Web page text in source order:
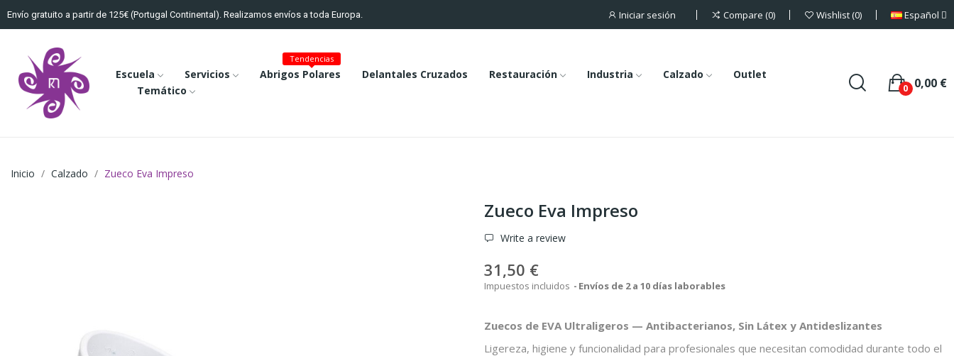
Envío gratuito a partir de 125€ (Portugal Continental). Realizamos envíos a toda Europa. Iniciar sesión Compare 0 Wishlist 0 Español
Escuela Servicios Abrigos Polares
Tendencias
Delantales Cruzados Restauración Industria Calzado
Outlet
Temático
0,00 €
0
Inicio Calzado Zueco Eva Impreso
Zueco Eva Impreso
Write a review
31,50 €
Impuestos incluidos Envíos de 2 a 10 días laborables
Zuecos de EVA Ultraligeros — Antibacterianos, Sin Látex y Antideslizantes
Ligereza, higiene y funcionalidad para profesionales que necesitan comodidad durante todo el